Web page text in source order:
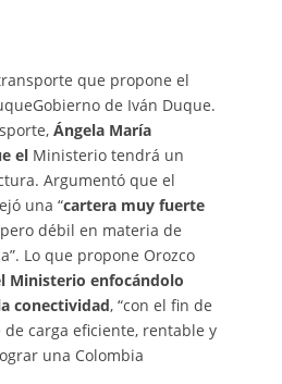
que propone el
de Iván Duque.
Ángela María
elMinisterio tendrá un
Argumentó que el
una “cartera muy fuerte
débil en materia de
Lo que propone Orozco
Ministerio enfocándolo
conectividad, “con el fin de
carga eficiente, rentable y
una Colombia